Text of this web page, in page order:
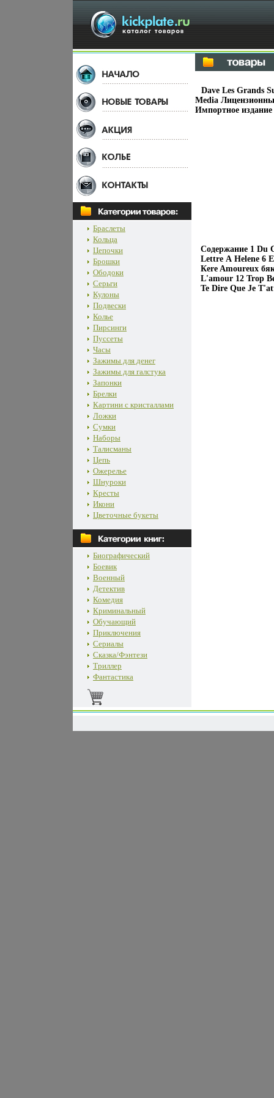
Браслеты
Кольца
Цепочки
Брошки
Ободоки
Серьги
Кулоны
Подвески
Колье
Пирсинги
Пуссеты
Часы
Зажимы для денег
Зажимы для галстука
Запонки
Брелки
Картини с кристаллами
Ложки
Сумки
Наборы
Талисманы
Цепь
Ожерелье
Шнуроки
Кресты
Икони
Цветочные букеты
Биографический
Боевик
Военный
Детектив
Комедия
Криминальный
Обучающий
Приключения
Сериалы
Сказка/Фэнтези
Триллер
Фантастика
Dave Les Grands
Media
Импортное
Содержание 1 Du
Lettre А Helene 6
Кere Amoureux
L'amour 12 Trop
Te Dire Que Je